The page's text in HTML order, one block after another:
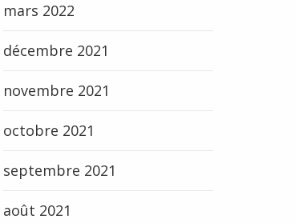
mars 2022
décembre 2021
novembre 2021
octobre 2021
septembre 2021
août 2021